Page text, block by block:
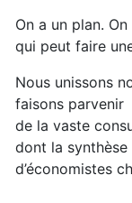
On a un plan.
qui peut faire
Nous unissons
faisons parvenir
de la vaste
dont la synthèse
d’économistes